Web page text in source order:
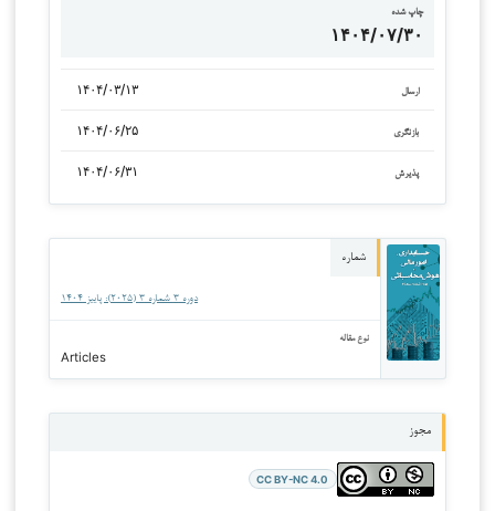
چاپ شده
۱۴۰۴/۰۷/۳۰
ارسال ۱۴۰۴/۰۳/۱۳
بازنگری ۱۴۰۴/۰۶/۲۵
پذیرش ۱۴۰۴/۰۶/۳۱
شماره
دوره ۳ شماره ۳ (۲۰۲۵): پاییز ۱۴۰۴
نوع مقاله
Articles
مجوز
CC BY-NC 4.0